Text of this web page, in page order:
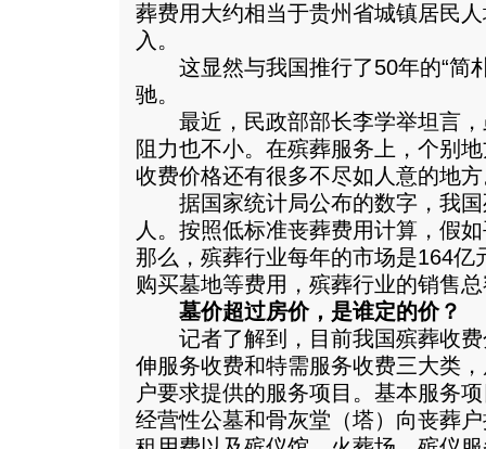
葬费用大约相当于贵州省城镇居民
入。
这显然与我国推行了50年的“简
驰。
最近，民政部部长李学举坦言，
阻力也不小。在殡葬服务上，个别
收费价格还有很多不尽如人意的地
据国家统计局公布的数字，我国
人。按照低标准丧葬费用计算，假
那么，殡葬行业每年的市场是164亿
购买墓地等费用，殡葬行业的销售
墓价超过房价，是谁定的价？
记者了解到，目前我国殡葬收费
伸服务收费和特需服务收费三大类
户要求提供的服务项目。基本服务
经营性公墓和骨灰堂（塔）向丧葬